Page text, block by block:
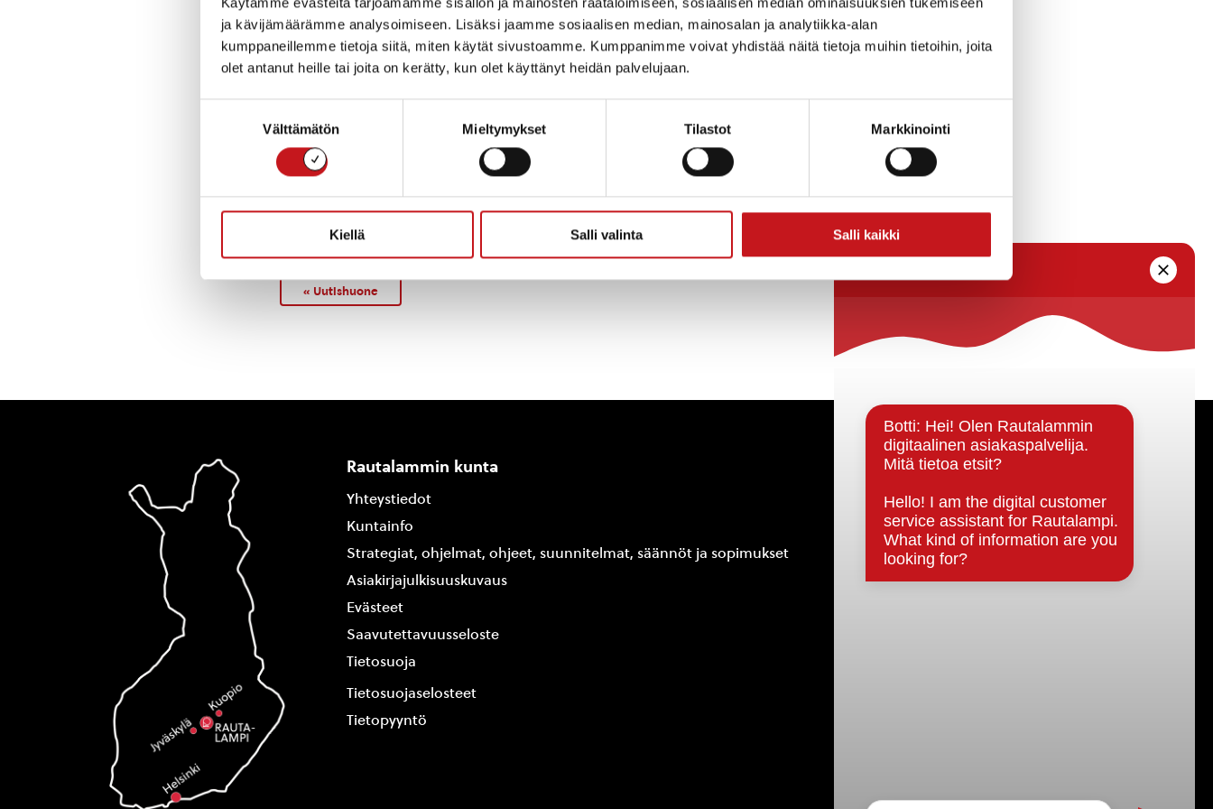
ja kävijämäärämme analysoimiseen. Lisäksi jaamme sosiaalisen median, mainosalan ja analytiikka-alan
kumppaneillemme tietoja siitä, miten käytät sivustoamme. Kumppanimme voivat yhdistää näitä tietoja muihin tietoihin, joita
olet antanut heille tai joita on kerätty, kun olet käyttänyt heidän palvelujaan.
Välttämätön Mieltymykset Tilastot Markkinointi
Kiellä Salli valinta Salli kaikki
alijäämässä. Epäjatkuvuuden taustoja on käyty nykyisen ohjelmistotoimittajan,
edellisen palveluntuottajan sekä tilintarkastusyhteisön kanssa läpi ja asia on korjattu
kesäkuun 2025 aikana. Lisäksi konsernin rahoituslaskelmaan oli jäänyt kytkemättä
Tilinpäätöksessä havaitut puutteet konsernin osalta johtuivat järjestelmä muutoksesta.
Tilinpäätökseen ei ole tulossa tulosmuutoksia.
Tilipalvelu Varanka Merjan lausunto.
« Uutishuone
Rautalammin kunta
Yhteystiedot
Kuntainfo
Strategiat, ohjelmat, ohjeet, suunnitelmat, säännöt ja sopimukset
Asiakirjajulkisuuskuvaus
Evästeet
Saavutettavuusseloste
Tietosuoja
Tietosuojaselosteet
Tietopyyntö
Päätöksenteko ja lähidemokratia
Päätökset, esityslistat & pöytäkirjat
Hallinto
Kunnanhallitus
Kunnanvaltuusto